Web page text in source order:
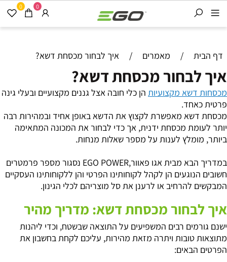
0 0
דף הבית / מאמרים / איך לבחור מכסחת דשא?
איך לבחור מכסחת דשא?
מכסחות דשא מקצועיות הן כלי חובה אצל גננים מקצועיים ובעלי גינה
פרטית כאחד.
מכסחת דשא מאפשרת לקצוץ את הדשא באופן אחיד ובמהירות רבה
יותר לעומת מכסחת ידנית, אך כדי לבחור את המכונה המתאימה
ביותר, מומלץ לענות על מספר שאלות מנחות.
במדריך הבא מבית אגו פאוור,EGO POWER נסגור מספר פרמטרים
חשובים הנוגעים הן לקהל לקוחותינו הפרטי והן ללקוחותינו העסקיים
המבקשים להרחיב או לרענן את סל מוצריהם לכלי הגינון.
איך לבחור מכסחת דשא: מדריך מהיר
ישנם גורמים רבים המשפיעים על התוצאה שבשטח, וכדי ליהנות
מתוצאות טובות ויתרה מזאת מהירות, עליכם לקחת בחשבון את
הפרטים הבאים: